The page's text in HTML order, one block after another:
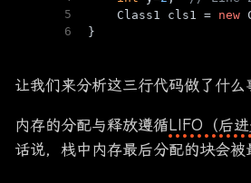
5
6
    Class1 cls1 =
new
}
让我们来分析这三行代码做了什么
内存的分配与释放遵循LIFO（后进
话说，栈中内存最后分配的块会被